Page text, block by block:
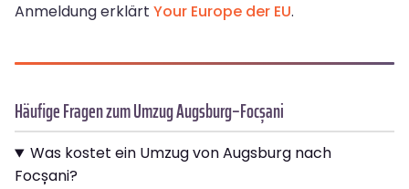
Anmeldung erklärt Your Europe der EU.
Häufige Fragen zum Umzug Augsburg–Focșani
Was kostet ein Umzug von Augsburg nach
Focșani?